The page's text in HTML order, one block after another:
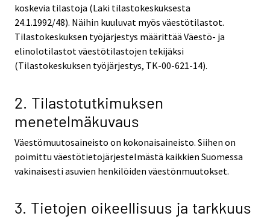
koskevia tilastoja (Laki tilastokeskuksesta
24.1.1992/48). Näihin kuuluvat myös väestötilastot.
Tilastokeskuksen työjärjestys määrittää Väestö- ja
elinolotilastot väestötilastojen tekijäksi
(Tilastokeskuksen työjärjestys, TK-00-621-14).
2. Tilastotutkimuksen
menetelmäkuvaus
Väestömuutosaineisto on kokonaisaineisto. Siihen on
poimittu väestötietojärjestelmästä kaikkien Suomessa
vakinaisesti asuvien henkilöiden väestönmuutokset.
3. Tietojen oikeellisuus ja tarkkuus